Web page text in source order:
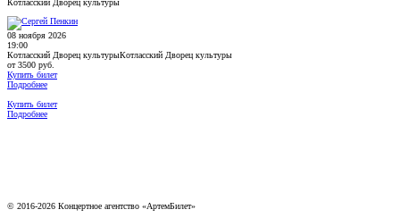
Котласский Дворец культуры
08 ноября 2026
19:00
Котласский Дворец культурыКотласский Дворец культуры
от 3500 руб.
Купить билет
Подробнее
Купить билет
Подробнее
© 2016-2026 Концертное агентство «АртемБилет»